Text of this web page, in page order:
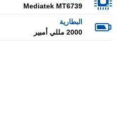
Mediatek MT6739
البطارية
2000 مللي أمبير